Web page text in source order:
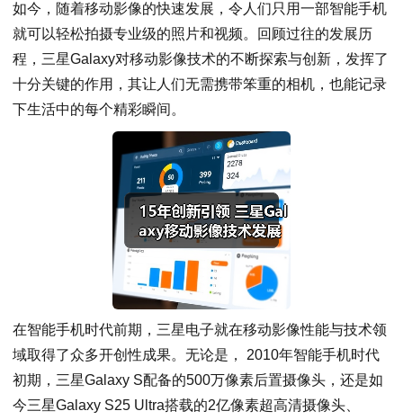
如今，随着移动影像的快速发展，令人们只用一部智能手机
就可以轻松拍摄专业级的照片和视频。回顾过往的发展历
程，三星Galaxy对移动影像技术的不断探索与创新，发挥了
十分关键的作用，其让人们无需携带笨重的相机，也能记录
下生活中的每个精彩瞬间。
在智能手机时代前期，三星电子就在移动影像性能与技术领
域取得了众多开创性成果。无论是， 2010年智能手机时代
初期，三星Galaxy S配备的500万像素后置摄像头，还是如
今三星Galaxy S25 Ultra搭载的2亿像素超高清摄像头、